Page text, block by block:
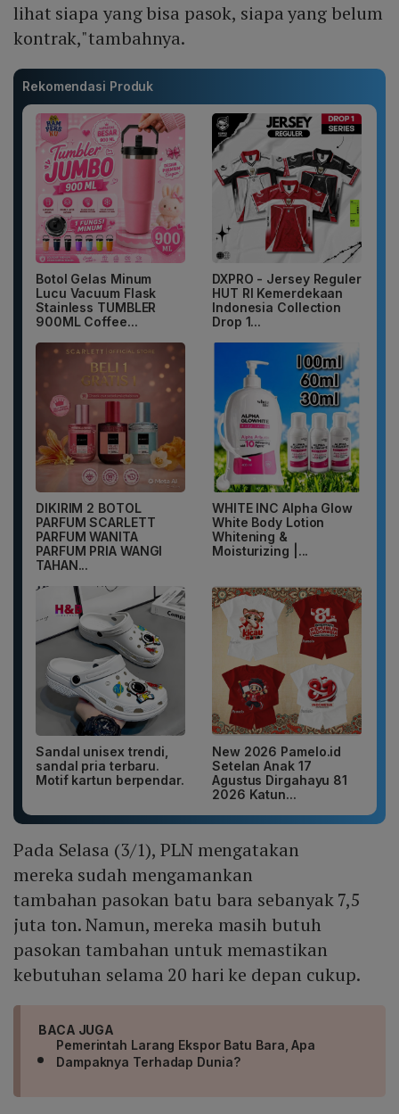
lihat siapa yang bisa pasok, siapa yang belum
kontrak,"tambahnya.
Rekomendasi Produk
Botol Gelas Minum
Lucu Vacuum Flask
Stainless TUMBLER
900ML Coffee...
DXPRO - Jersey Reguler
HUT RI Kemerdekaan
Indonesia Collection
Drop 1...
DIKIRIM 2 BOTOL
PARFUM SCARLETT
PARFUM WANITA
PARFUM PRIA WANGI
TAHAN...
WHITE INC Alpha Glow
White Body Lotion
Whitening &
Moisturizing |...
Sandal unisex trendi,
sandal pria terbaru.
Motif kartun berpendar.
New 2026 Pamelo.id
Setelan Anak 17
Agustus Dirgahayu 81
2026 Katun...
Pada Selasa (3/1), PLN mengatakan
mereka sudah mengamankan
tambahan pasokan batu bara sebanyak 7,5
juta ton. Namun, mereka masih butuh
pasokan tambahan untuk memastikan
kebutuhan selama 20 hari ke depan cukup.
BACA JUGA
Pemerintah Larang Ekspor Batu Bara, Apa
Dampaknya Terhadap Dunia?